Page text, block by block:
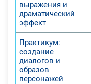
выражения и
драматический
эффект
Практикум:
создание
диалогов и
образов
персонажей